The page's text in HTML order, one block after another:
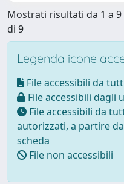
Mostrati risultati da 1 a 9
di 9
Legenda icone
File accessibili da
File accessibili dagli
File accessibili da
autorizzati, a partire
scheda
File non accessibili